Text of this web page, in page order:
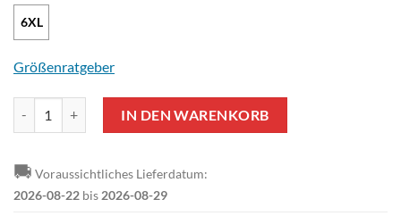
6XL
Größenratgeber
IN DEN WARENKORB
🚚 Voraussichtliches Lieferdatum:
2026-08-22 bis 2026-08-29